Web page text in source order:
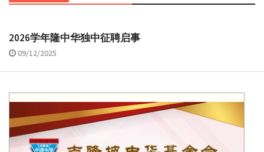
2026学年隆中华独中征聘启事
09/12/2025